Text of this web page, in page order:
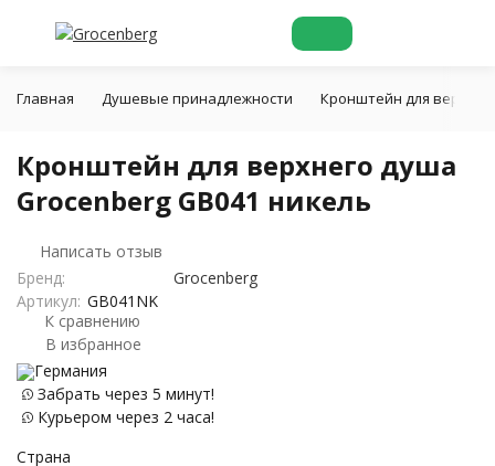
Главная Душевые принадлежности Кронштейн для
Кронштейн для верхнего душа
Grocenberg GB041 никель
Написать отзыв
Бренд:
Grocenberg
Артикул: GB041NK
К сравнению
В избранное
Германия
Забрать через 5 минут!
Курьером через 2 часа!
Страна